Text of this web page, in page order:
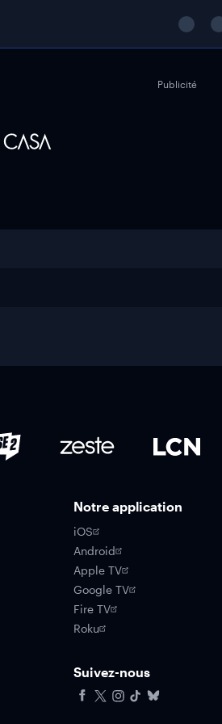
Publicité
Notre application
iOS
Android
Apple TV
Google TV
Fire TV
Roku
Suivez-nous